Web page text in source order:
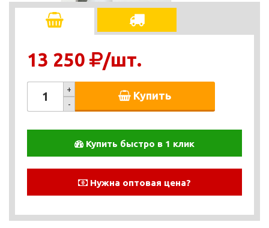
13 250 /шт.
+
-
Купить
Купить быстро в 1 клик
Нужна оптовая цена?